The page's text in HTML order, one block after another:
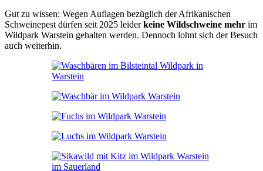
Gut zu wissen: Wegen Auflagen bezüglich der Afrikanischen
Schweinepest dürfen seit 2025 leiderkeine Wildschweine mehr im
Wildpark Warstein gehalten werden. Dennoch lohnt sich der Besuch
auch weiterhin.